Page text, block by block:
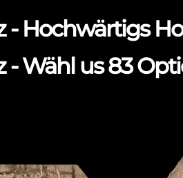
- Hochwärtigs
Wähl us 83